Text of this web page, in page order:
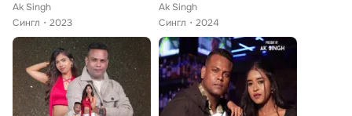
Ak Singh
Сингл
2023
Ak Singh
Сингл
2024